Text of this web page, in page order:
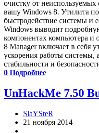
очистку от неиспользуемых
вашу Windows 8. Утилита
быстродействие системы и
Windows выводит
компонентах компьютера и
8 Manager включает в себя
ускорения работы системы,
стабильности и
0 Подробнее
UnHackMe 7.50
SlaYSteR
21 ноября 2014